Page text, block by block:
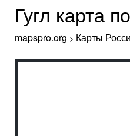
Гугл карта
mapspro.org > Карты